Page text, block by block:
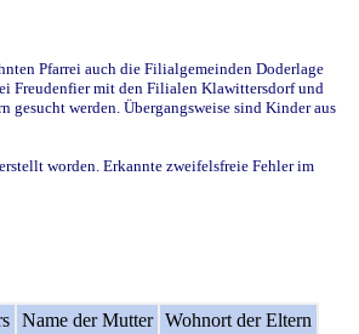
Pfarrei auch die Filialgemeinden Doderlage
Freudenfier mit den Filialen Klawittersdorf und
werden. Übergangsweise sind Kinder aus
worden. Erkannte zweifelsfreie Fehler im
Name der Mutter Wohnort der Eltern